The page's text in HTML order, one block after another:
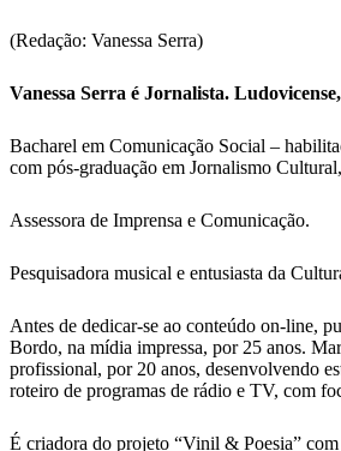
(Redação: Vanessa Serra)
Vanessa Serra é Jornalista.
Bacharel em Comunicação Social –
com pós-graduação em Jornalismo
Assessora de Imprensa e Comunicação.
Pesquisadora musical e entusiasta da
Antes de dedicar-se ao conteúdo on-line,
Bordo, na mídia impressa, por 25 anos.
profissional, por 20 anos, desenvolvendo
roteiro de programas de rádio e TV, com
É criadora do projeto “Vinil & Poesia” com